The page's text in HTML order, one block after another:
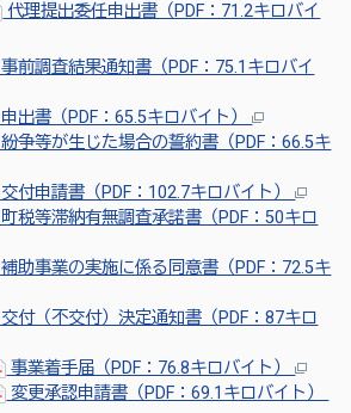
代理提出委任申出書（PDF：71.2キロバイ
事前調査結果通知書（PDF：75.1キロバイ
申出書（PDF：65.5キロバイト）
紛争等が生じた場合の誓約書（PDF：66.5キ
交付申請書（PDF：102.7キロバイト）
町税等滞納有無調査承諾書（PDF：50キロ
補助事業の実施に係る同意書（PDF：72.5キ
交付（不交付）決定通知書（PDF：87キロ
事業着手届（PDF：76.8キロバイト）
変更承認申請書（PDF：69.1キロバイト）